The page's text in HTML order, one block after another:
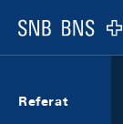
Logo
Referat